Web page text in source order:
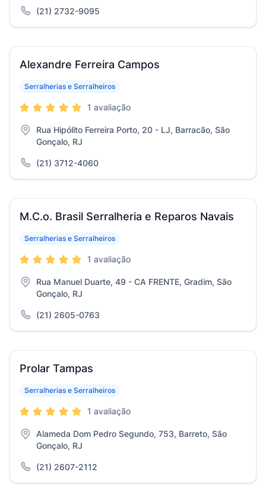
(21) 2732-9095
Alexandre Ferreira Campos
Serralherias e Serralheiros
1 avaliação
Rua Hipólito Ferreira Porto, 20 - LJ, Barracão, São
Gonçalo, RJ
(21) 3712-4060
M.C.o. Brasil Serralheria e Reparos Navais
Serralherias e Serralheiros
1 avaliação
Rua Manuel Duarte, 49 - CA FRENTE, Gradim, São
Gonçalo, RJ
(21) 2605-0763
Prolar Tampas
Serralherias e Serralheiros
1 avaliação
Alameda Dom Pedro Segundo, 753, Barreto, São
Gonçalo, RJ
(21) 2607-2112